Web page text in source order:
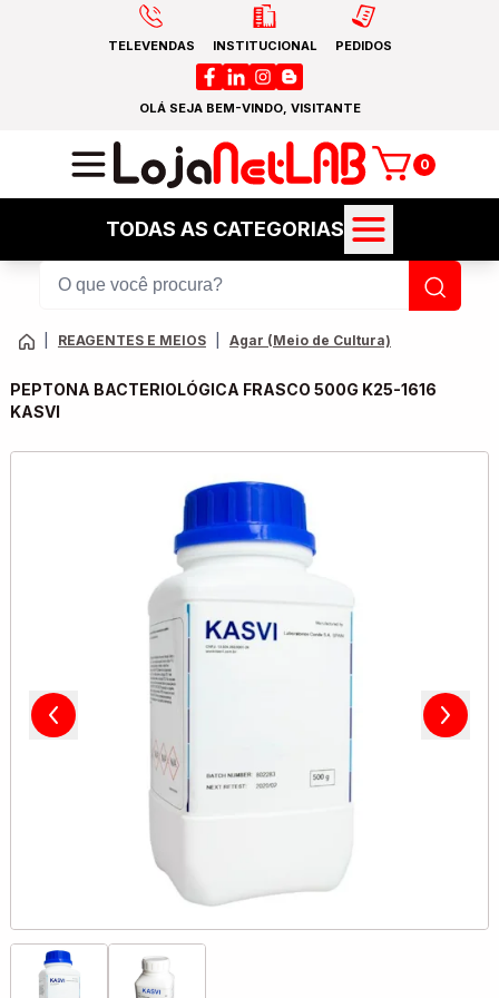
TELEVENDAS INSTITUCIONAL PEDIDOS
OLÁ SEJA BEM-VINDO, VISITANTE
0
TODAS AS CATEGORIAS
REAGENTES E MEIOS Agar (Meio de Cultura)
PEPTONA BACTERIOLÓGICA FRASCO 500G K25-1616
KASVI